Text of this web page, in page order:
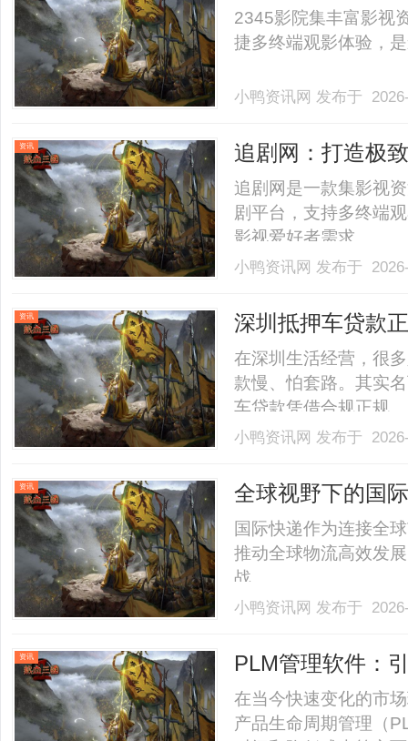
2345影院集丰富影视
捷多终端观影体验，
小鸭资讯网 发布于
资讯 追剧网：打造极
追剧网是一款集影视
剧平台，支持多终端
影视爱好者需求。......
小鸭资讯网 发布于
资讯 深圳抵押车贷款
在深圳生活经营，很
款慢、怕套路。其实
车贷款凭借合规正规
金缺口的核心选择，
十分全面，无论是小
小鸭资讯网 发布于
资讯 全球视野下的国
国际快递作为连接全
推动全球物流高效发
战。......
小鸭资讯网 发布于
资讯 PLM管理软件：
在当今快速变化的市
产品生命周期管理（